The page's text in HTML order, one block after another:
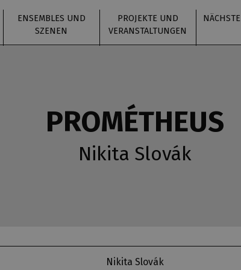
ENSEMBLES UND
SZENEN
PROJEKTE UND
VERANSTALTUNGEN
NÄCHSTE
PROMÉTHEUS
Nikita Slovák
Nikita Slovák